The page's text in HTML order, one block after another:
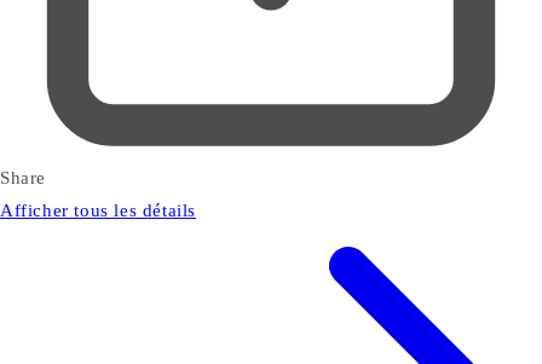
Share
Afficher tous les détails